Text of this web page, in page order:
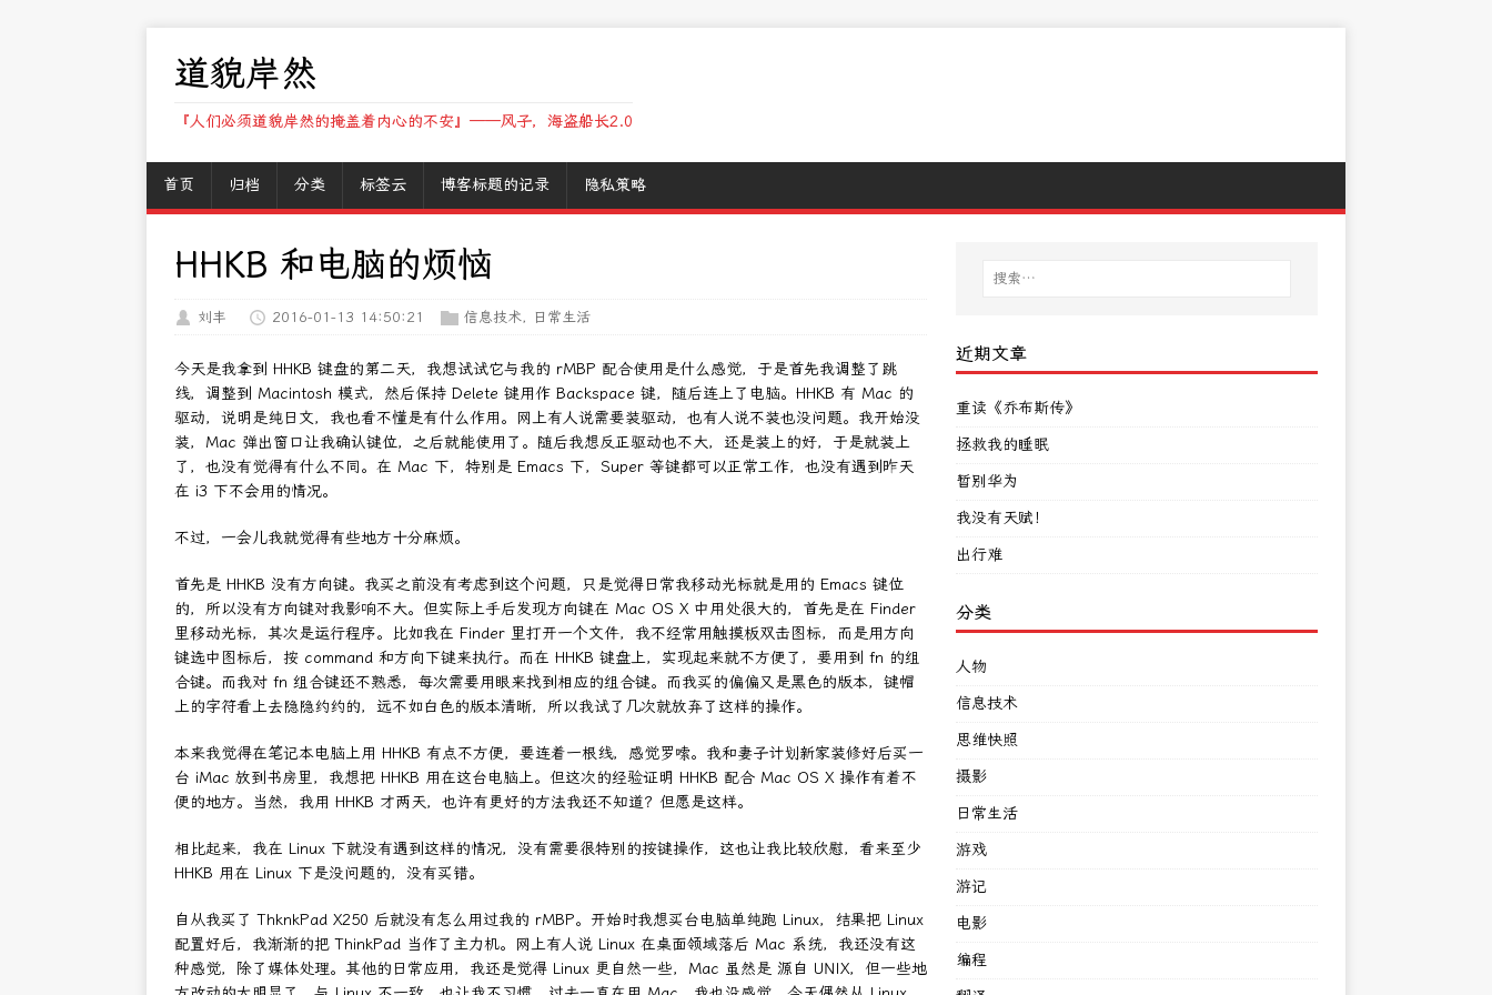
道貌岸然
『人们必须道貌岸然的掩盖着内心的不安』——风子，海盗船长2.0
首页 归档 分类 标签云 博客标题的记录 隐私策略
HHKB 和电脑的烦恼
刘丰 2016-01-13 14:50:21 信息技术, 日常生活
今天是我拿到 HHKB 键盘的第二天，我想试试它与我的 rMBP 配合使用是什么感觉，于是首先我调整了跳
线，调整到 Macintosh 模式，然后保持 Delete 键用作 Backspace 键，随后连上了电脑。HHKB 有 Mac 的
驱动，说明是纯日文，我也看不懂是有什么作用。网上有人说需要装驱动，也有人说不装也没问题。我开始没
装，Mac 弹出窗口让我确认键位，之后就能使用了。随后我想反正驱动也不大，还是装上的好，于是就装上
了，也没有觉得有什么不同。在 Mac 下，特别是 Emacs 下，Super 等键都可以正常工作，也没有遇到昨天
在 i3 下不会用的情况。
不过，一会儿我就觉得有些地方十分麻烦。
首先是 HHKB 没有方向键。我买之前没有考虑到这个问题，只是觉得日常我移动光标就是用的 Emacs 键位
的，所以没有方向键对我影响不大。但实际上手后发现方向键在 Mac OS X 中用处很大的，首先是在 Finder
里移动光标，其次是运行程序。比如我在 Finder 里打开一个文件，我不经常用触摸板双击图标，而是用方向
键选中图标后，按 command 和方向下键来执行。而在 HHKB 键盘上，实现起来就不方便了，要用到 fn 的组
合键。而我对 fn 组合键还不熟悉，每次需要用眼来找到相应的组合键。而我买的偏偏又是黑色的版本，键帽
上的字符看上去隐隐约约的，远不如白色的版本清晰，所以我试了几次就放弃了这样的操作。
本来我觉得在笔记本电脑上用 HHKB 有点不方便，要连着一根线，感觉罗嗦。我和妻子计划新家装修好后买一
台 iMac 放到书房里，我想把 HHKB 用在这台电脑上。但这次的经验证明 HHKB 配合 Mac OS X 操作有着不
便的地方。当然，我用 HHKB 才两天，也许有更好的方法我还不知道？但愿是这样。
相比起来，我在 Linux 下就没有遇到这样的情况，没有需要很特别的按键操作，这也让我比较欣慰，看来至少
HHKB 用在 Linux 下是没问题的，没有买错。
自从我买了 ThknkPad X250 后就没有怎么用过我的 rMBP。开始时我想买台电脑单纯跑 Linux，结果把 Linux
配置好后，我渐渐的把 ThinkPad 当作了主力机。网上有人说 Linux 在桌面领域落后 Mac 系统，我还没有这
种感觉，除了媒体处理。其他的日常应用，我还是觉得 Linux 更自然一些，Mac 虽然是 源自 UNIX，但一些地
近期文章
重读《乔布斯传》
拯救我的睡眠
暂别华为
我没有天赋！
出行难
分类
人物
信息技术
思维快照
摄影
日常生活
游戏
游记
电影
编程